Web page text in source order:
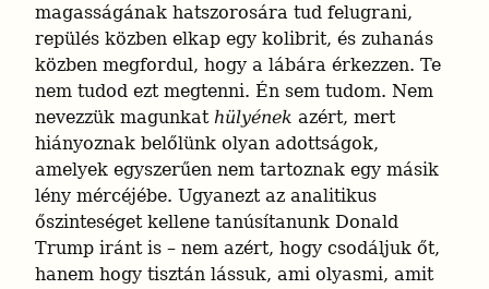
magasságának hatszorosára tud felugrani,
repülés közben elkap egy kolibrit, és zuhanás
közben megfordul, hogy a lábára érkezzen. Te
nem tudod ezt megtenni. Én sem tudom. Nem
nevezzük magunkat hülyének azért, mert
hiányoznak belőlünk olyan adottságok,
amelyek egyszerűen nem tartoznak egy másik
lény mércéjébe. Ugyanezt az analitikus
őszinteséget kellene tanúsítanunk Donald
Trump iránt is – nem azért, hogy csodáljuk őt,
hanem hogy tisztán lássuk, ami olyasmi, amit